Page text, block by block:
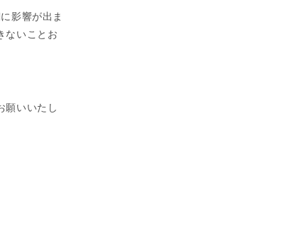
影響が出ま
ないことお
願いいたし